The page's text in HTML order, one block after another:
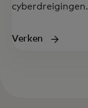
cyberdreigingen.
Verken